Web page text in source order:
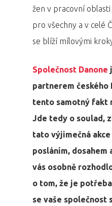
žen v pracovní
pro všechny a v celé
se blíží mílovými
Společnost Danone
partnerem českého
tento samotný fakt
Jde tedy o soulad,
tato výjimečná
posláním,
vás osobně
o tom, že je
se vaše společnost